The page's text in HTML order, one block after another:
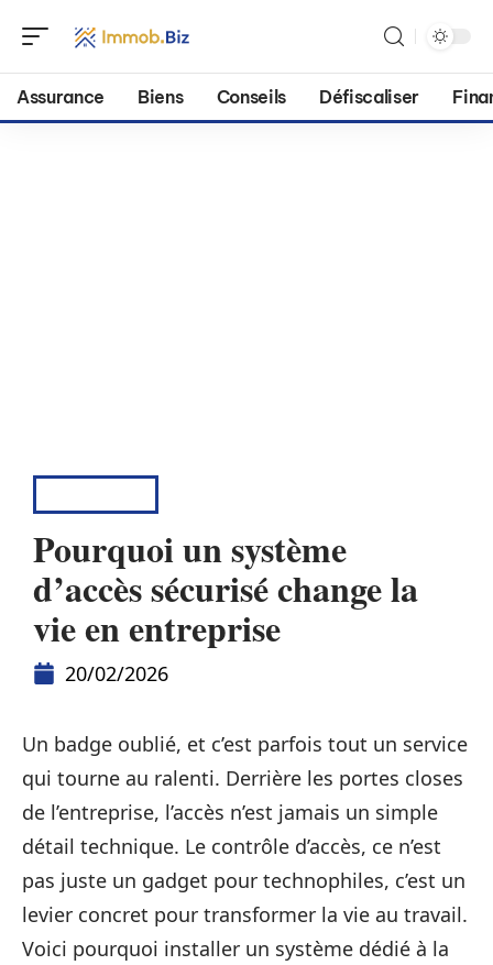
Assurance Biens Conseils Défiscaliser
Pourquoi un système
d’accès sécurisé change la
vie en entreprise
20/02/2026
Un badge oublié, et c’est parfois tout un service
qui tourne au ralenti. Derrière les portes closes
de l’entreprise, l’accès n’est jamais un simple
détail technique. Le contrôle d’accès, ce n’est
pas juste un gadget pour technophiles, c’est un
levier concret pour transformer la vie au travail.
Voici pourquoi installer un système dédié à la